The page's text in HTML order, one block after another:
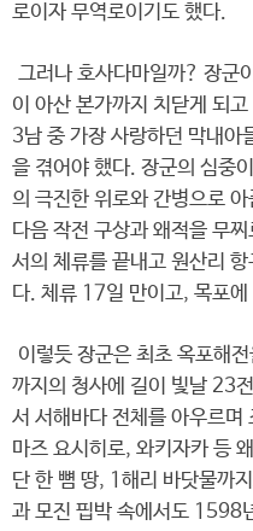
로이자 무역로이기도 했다.
그러나 호사다마일까? 장군
이 아산 본가까지 치닫게 되
3남 중 가장 사랑하던 막내
을 겪어야 했다. 장군의 심중
의 극진한 위로와 간병으로
다음 작전 구상과 왜적을 무
서의 체류를 끝내고 원산리
다. 체류 17일 만이고, 목포
이렇듯 장군은 최초 옥포해
까지의 청사에 길이 빛날 23
서 서해바다 전체를 아우르며
마즈 요시히로, 와키자카 등
단 한 뼘 땅, 1해리 바닷물까
과 모진 핍박 속에서도 1598